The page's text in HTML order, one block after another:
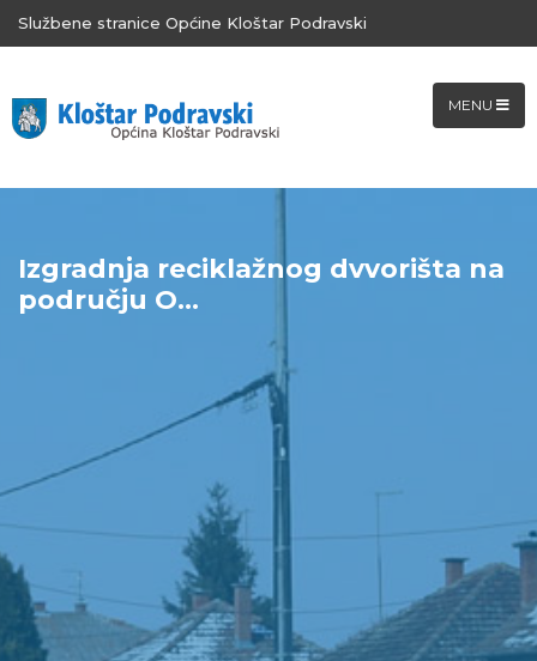
Službene stranice Općine Kloštar Podravski
MENU
Izgradnja reciklažnog dvvorišta na
području O...